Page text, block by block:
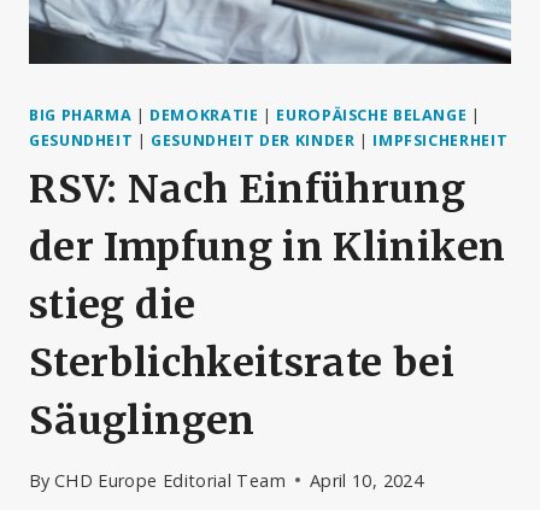
BIG PHARMA | DEMOKRATIE | EUROPÄISCHE BELANGE |
GESUNDHEIT | GESUNDHEIT DER KINDER | IMPFSICHERHEIT
RSV: Nach Einführung
der Impfung in Kliniken
stieg die
Sterblichkeitsrate bei
Säuglingen
By CHD Europe Editorial Team April 10, 2024